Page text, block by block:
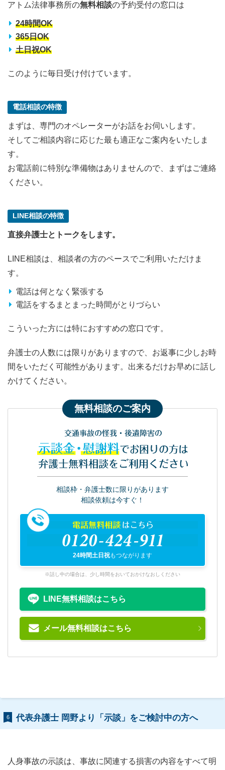
アトム法律事務所の無料相談の予約受付の窓口は
24時間OK
365日OK
土日祝OK
このように毎日受け付けています。
電話相談の特徴
まずは、専門のオペレーターがお話をお伺いします。
そしてご相談内容に応じた最も適正なご案内をいたしま
す。
お電話前に特別な準備物はありませんので、まずはご連絡
ください。
LINE相談の特徴
直接弁護士とトークをします。
LINE相談は、相談者の方のペースでご利用いただけま
す。
電話は何となく緊張する
電話をするまとまった時間がとりづらい
こういった方には特におすすめの窓口です。
弁護士の人数には限りがありますので、お返事に少しお時
間をいただく可能性があります。出来るだけお早めに話し
かけてください。
無料相談のご案内
交通事故の怪我・後遺障害の
示談金・慰謝料でお困りの方は
弁護士無料相談をご利用ください
相談枠・弁護士数に限りがあります
相談依頼は今すぐ！
電話無料相談はこちら
0120-424-911
24時間土日祝もつながります
※話し中の場合は、少し時間をおいておかけなおしください
LINE無料相談はこちら
メール無料相談はこちら
6 代表弁護士 岡野より「示談」をご検討中の方へ
人身事故の示談は、事故に関連する損害の内容をすべて明